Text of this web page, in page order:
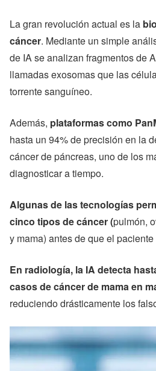
La gran revolución actual es la
cáncer. Mediante un simple
de IA se analizan fragmentos de
llamadas exosomas que las
torrente sanguíneo.
Además, plataformas como
hasta un 94% de precisión en la
cáncer de páncreas, uno de los
diagnosticar a tiempo.
Algunas de las tecnologías
cinco tipos de cáncer (pulmón,
y mama) antes de que el
En radiología, la IA detecta
casos de cáncer de mama en
reduciendo drásticamente los